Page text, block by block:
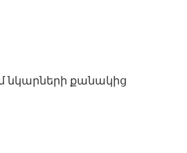
նկարների քանակից